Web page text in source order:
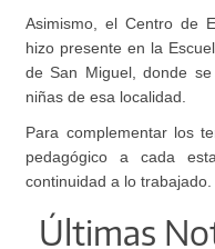
Asimismo, el Centro de
hizo presente en la
de San Miguel, donde
niñas de esa localidad.
Para complementar los
pedagógico a cada
continuidad a lo trabajado.
Últimas